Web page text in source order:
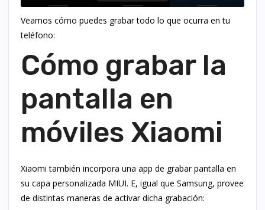
Veamos cómo puedes grabar todo lo que ocurra en tu
teléfono:
Cómo grabar la
pantalla en
móviles Xiaomi
Xiaomi también incorpora una app de grabar pantalla en
su capa personalizada MIUI. E, igual que Samsung, provee
de distintas maneras de activar dicha grabación: